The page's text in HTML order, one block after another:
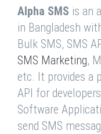
Alpha SMS is an
in Bangladesh
Bulk SMS, SMS
SMS Marketing,
etc. It provides a
API for
Software
send SMS